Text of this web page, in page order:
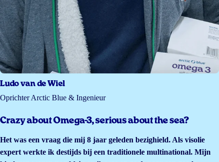
Ludo van de Wiel
Oprichter Arctic Blue & Ingenieur
Crazy about Omega-3, serious about the sea?
Het was een vraag die mij 8 jaar geleden bezighield. Als visolie
expert werkte ik destijds bij een traditionele multinational. Mijn